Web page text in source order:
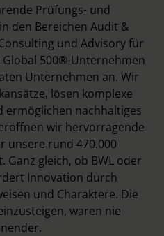
Prüfungs- und
den Bereichen Audit &
und Advisory für
500®-Unternehmen
Unternehmen an. Wir
lösen komplexe
nachhaltiges
wir hervorragende
unsere rund 470.000
gleich, ob BWL oder
Innovation durch
und Charaktere. Die
waren nie